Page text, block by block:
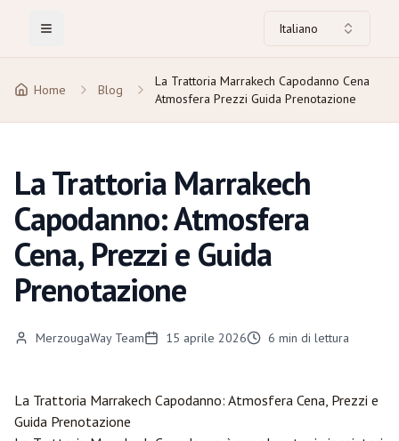
Toggle Menu Italiano
Home Blog
La Trattoria Marrakech Capodanno Cena
Atmosfera Prezzi Guida Prenotazione
La Trattoria Marrakech
Capodanno: Atmosfera
Cena, Prezzi e Guida
Prenotazione
MerzougaWay Team 15 aprile 2026 6 min di lettura
La Trattoria Marrakech Capodanno: Atmosfera Cena, Prezzi e
Guida Prenotazione